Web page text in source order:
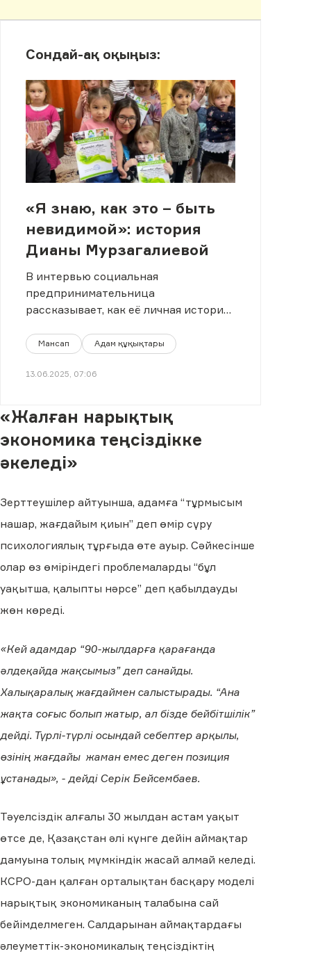
Сондай-ақ оқыңыз:
«Я знаю, как это – быть
невидимой»: история
Дианы Мурзагалиевой
В интервью социальная
предпринимательница
рассказывает, как её личная история
Мансап Адам құқықтары
13.06.2025, 07:06
«Жалған нарықтық
экономика теңсіздікке
әкеледі»
Зерттеушілер айтуынша, адамға “тұрмысым
нашар, жағдайым қиын” деп өмір сүру
психологиялық тұрғыда өте ауыр. Сәйкесінше
олар өз өміріндегі проблемаларды “бұл
уақытша, қалыпты нәрсе” деп қабылдауды
жөн көреді.
«Кей адамдар “90-жылдарға қарағанда
әлдеқайда жақсымыз” деп санайды.
Халықаралық жағдаймен салыстырады. “Ана
жақта соғыс болып жатыр, ал бізде бейбітшілік”
дейді. Түрлі-түрлі осындай себептер арқылы,
өзінің жағдайы жаман емес деген позиция
ұстанады», - дейді Серік Бейсембаев.
Тәуелсіздік алғалы 30 жылдан астам уақыт
өтсе де, Қазақстан әлі күнге дейін аймақтар
дамуына толық мүмкіндік жасай алмай келеді.
КСРО-дан қалған орталықтан басқару моделі
нарықтық экономиканың талабына сай
бейімделмеген. Салдарынан аймақтардағы
әлеуметтік-экономикалық теңсіздіктің